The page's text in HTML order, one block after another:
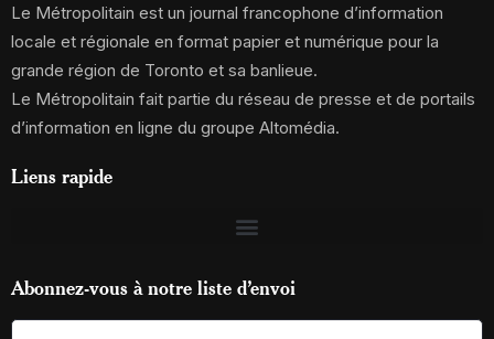
Le Métropolitain est un journal francophone d’information
locale et régionale en format papier et numérique pour la
grande région de Toronto et sa banlieue.
Le Métropolitain fait partie du réseau de presse et de portails
d’information en ligne du groupe Altomédia.
Liens rapide
Abonnez-vous à notre liste d’envoi